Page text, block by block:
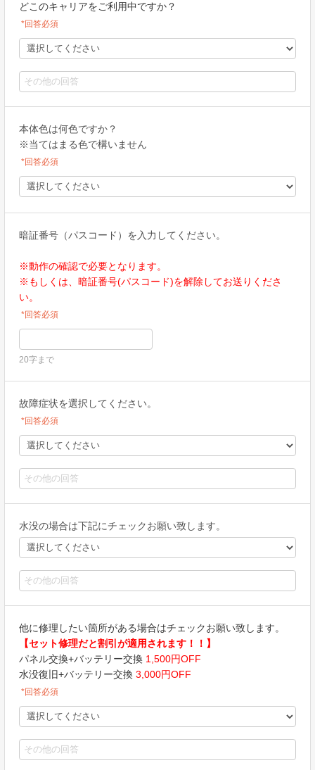
どこのキャリアをご利用中ですか？
*回答必須
本体色は何色ですか？
※当てはまる色で構いません
*回答必須
暗証番号（パスコード）を入力してください。
※動作の確認で必要となります。
※もしくは、暗証番号(パスコード)を解除してお送りくださ
い。
*回答必須
20字まで
故障症状を選択してください。
*回答必須
水没の場合は下記にチェックお願い致します。
他に修理したい箇所がある場合はチェックお願い致します。
【セット修理だと割引が適用されます！！】
パネル交換+バッテリー交換 1,500円OFF
水没復旧+バッテリー交換 3,000円OFF
*回答必須